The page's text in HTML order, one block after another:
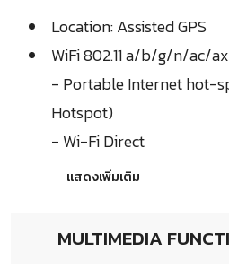
Location: Assisted GPS
WiFi 802.11 a/b/g/n/ac/ax
- Portable Internet hot-
Hotspot)
- Wi-Fi Direct
แสดงเพิ่มเติม
MULTIMEDIA